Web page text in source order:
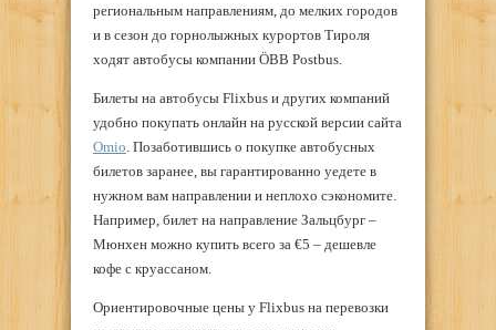
региональным направлениям, до мелких городов
и в сезон до горнолыжных курортов Тироля
ходят автобусы компании ÖBB Postbus.
Билеты на автобусы Flixbus и других компаний
удобно покупать онлайн на русской версии сайта
Omio . Позаботившись о покупке автобусных
билетов заранее, вы гарантированно уедете в
нужном вам направлении и неплохо сэкономите.
Например, билет на направление Зальцбург –
Мюнхен можно купить всего за €5 – дешевле
кофе с круассаном.
Ориентировочные цены у Flixbus на перевозки